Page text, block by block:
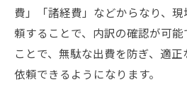
リペア補修業者の信頼
価格だけでなく補修業
業者選びで押さえたい
費」「諸経費」などからなり、
頼することで、内訳の確認が可
ことで、無駄な出費を防ぎ、適
依頼できるようになります。